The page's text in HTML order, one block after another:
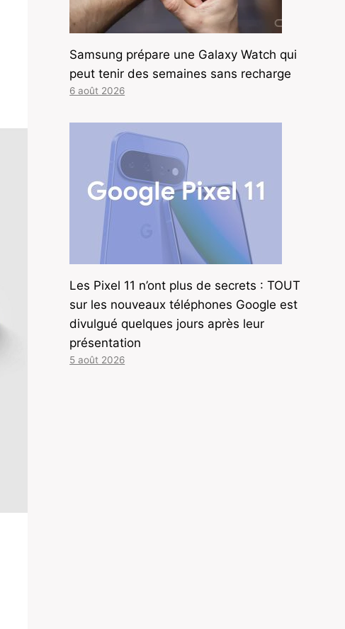
Samsung prépare une Galaxy Watch qui
peut tenir des semaines sans recharge
6 août 2026
Les Pixel 11 n’ont plus de secrets : TOUT
sur les nouveaux téléphones Google est
divulgué quelques jours après leur
présentation
5 août 2026